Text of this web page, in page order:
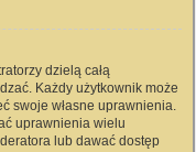
dzielą całą
Każdy użytkownik może
swoje własne uprawnienia.
uprawnienia wielu
lub dawać dostęp